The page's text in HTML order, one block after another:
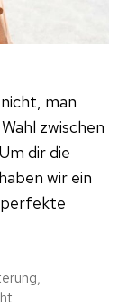
man
zwischen
dir die
wir ein
perfekte
,